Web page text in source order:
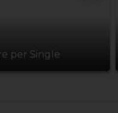
per Single